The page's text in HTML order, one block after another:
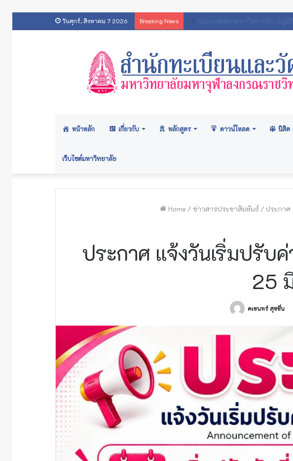
วันศุกร์, สิงหาคม 7 2026 Breaking News สารสนเทศสถิตินิสิตมหาวิทยาลัยม
หน้าหลัก เกี่ยวกับ หลักสูตร ดาวน์โหลด นิสิต
เว็บไซต์มหาวิทยาลัย
Home / ข่าวสารประชาสัมพันธ์ / ประกาศ
ประกาศ แจ้งวันเริ่มปรับ
25
คเชนทร์ สุขชื่น